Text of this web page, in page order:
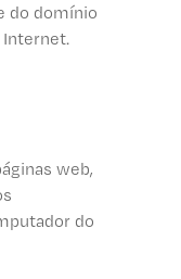
do domínio
web,
do